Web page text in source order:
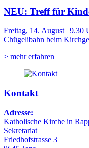
NEU: Treff für
Freitag, 14. August | 9.30
Chügelibahn beim
> mehr erfahren
Kontakt
Adresse:
Katholische Kirche in
Sekretariat
Friedhofstrasse 3